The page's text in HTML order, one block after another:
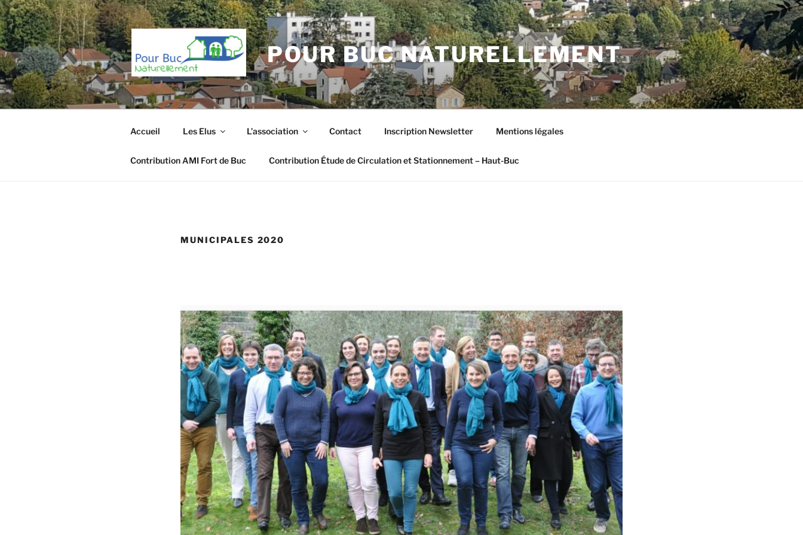
Aller
au
contenu
principal
POUR BUC NATURELLEMENT
Accueil Les Elus L’association Contact Inscription Newsletter Mentions légales
Contribution AMI Fort de Buc Contribution Étude de Circulation et Stationnement – Haut-Buc
MUNICIPALES 2020